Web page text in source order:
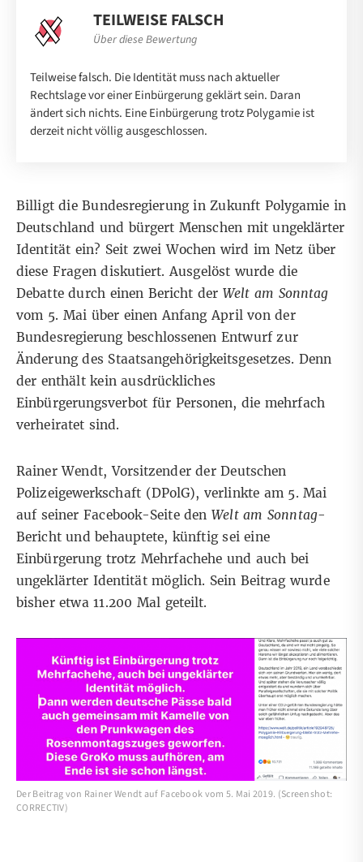
TEILWEISE FALSCH
Über diese Bewertung
Teilweise falsch. Die Identität muss nach aktueller
Rechtslage vor einer Einbürgerung geklärt sein. Daran
ändert sich nichts. Eine Einbürgerung trotz Polygamie ist
derzeit nicht völlig ausgeschlossen.
Billigt die Bundesregierung in Zukunft Polygamie in
Deutschland und bürgert Menschen mit ungeklärter
Identität ein? Seit zwei Wochen wird im Netz über
diese Fragen diskutiert. Ausgelöst wurde die
Debatte durch einen Bericht der Welt am Sonntag
vom 5. Mai über einen Anfang April von der
Bundesregierung beschlossenenEntwurf zur
Änderung des Staatsangehörigkeitsgesetzes. Denn
der enthält kein ausdrückliches
Einbürgerungsverbot für Personen, die mehrfach
verheiratet sind.
Rainer Wendt, Vorsitzender der Deutschen
Polizeigewerkschaft (DPolG), verlinkte am 5. Mai
auf seiner Facebook-SeitedenWelt am Sonntag-
Bericht und behauptete, künftig sei eine
Einbürgerung trotz Mehrfachehe und auch bei
ungeklärter Identität möglich. Sein Beitrag wurde
bisher etwa 11.200 Mal geteilt.
Der Beitrag von Rainer Wendt auf Facebook vom 5. Mai 2019. (Screenshot:
CORRECTIV)